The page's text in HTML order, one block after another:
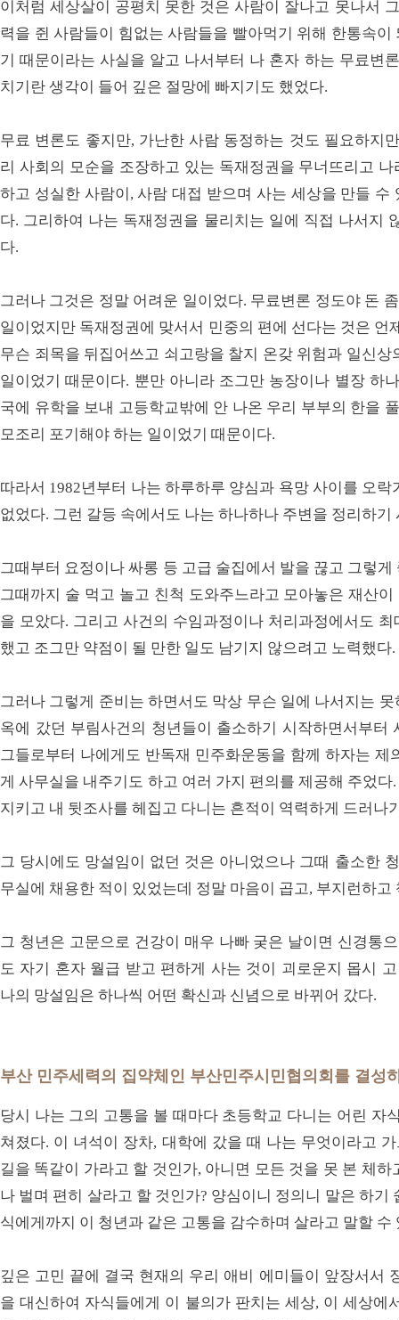
이처럼 세상살이 공평치 못한 것은 사람이 잘나고 못나서
력을 쥔 사람들이 힘없는 사람들을 빨아먹기 위해 한통속
기 때문이라는 사실을 알고 나서부터 나 혼자 하는 무료변
치기란 생각이 들어 깊은 절망에 빠지기도 했었다.
무료 변론도 좋지만, 가난한 사람 동정하는 것도 필요하지
리 사회의 모순을 조장하고 있는 독재정권을 무너뜨리고
하고 성실한 사람이, 사람 대접 받으며 사는 세상을 만들 수
다. 그리하여 나는 독재정권을 물리치는 일에 직접 나서지
다.
그러나 그것은 정말 어려운 일이었다. 무료변론 정도야 돈
일이었지만 독재정권에 맞서서 민중의 편에 선다는 것은 언
무슨 죄목을 뒤집어쓰고 쇠고랑을 찰지 온갖 위험과 일신
일이었기 때문이다. 뿐만 아니라 조그만 농장이나 별장 하
국에 유학을 보내 고등학교밖에 안 나온 우리 부부의 한을
모조리 포기해야 하는 일이었기 때문이다.
따라서 1982년부터 나는 하루하루 양심과 욕망 사이를 오
없었다. 그런 갈등 속에서도 나는 하나하나 주변을 정리하기
그때부터 요정이나 싸롱 등 고급 술집에서 발을 끊고 그렇
그때까지 술 먹고 놀고 친척 도와주느라고 모아놓은 재산
을 모았다. 그리고 사건의 수임과정이나 처리과정에서도
했고 조그만 약점이 될 만한 일도 남기지 않으려고 노력했다.
그러나 그렇게 준비는 하면서도 막상 무슨 일에 나서지는
옥에 갔던 부림사건의 청년들이 출소하기 시작하면서부터
그들로부터 나에게도 반독재 민주화운동을 함께 하자는 제
게 사무실을 내주기도 하고 여러 가지 편의를 제공해 주었
지키고 내 뒷조사를 헤집고 다니는 흔적이 역력하게 드러나
그 당시에도 망설임이 없던 것은 아니었으나 그때 출소한
무실에 채용한 적이 있었는데 정말 마음이 곱고, 부지런하
그 청년은 고문으로 건강이 매우 나빠 궂은 날이면 신경통
도 자기 혼자 월급 받고 편하게 사는 것이 괴로운지 몹시
나의 망설임은 하나씩 어떤 확신과 신념으로 바뀌어 갔다.
부산 민주세력의 집약체인 부산민주시민협의회를 결성
당시 나는 그의 고통을 볼 때마다 초등학교 다니는 어린 자
쳐졌다. 이 녀석이 장차, 대학에 갔을 때 나는 무엇이라고
길을 똑같이 가라고 할 것인가, 아니면 모든 것을 못 본 체
나 벌며 편히 살라고 할 것인가? 양심이니 정의니 말은 하기
식에게까지 이 청년과 같은 고통을 감수하며 살라고 말할 수
깊은 고민 끝에 결국 현재의 우리 애비 에미들이 앞장서서
을 대신하여 자식들에게 이 불의가 판치는 세상, 이 세상에